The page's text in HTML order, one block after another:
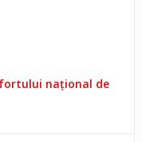
național de